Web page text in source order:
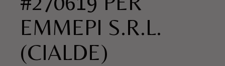
EMMEPI S.R.L.
(CIALDE)